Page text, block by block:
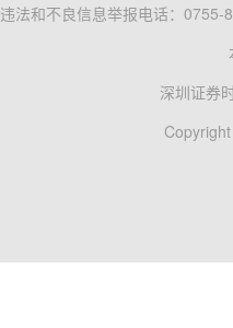
违法和不良信息举报电话：0755-
深圳证券